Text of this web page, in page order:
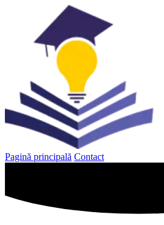
Pagină principală Contact